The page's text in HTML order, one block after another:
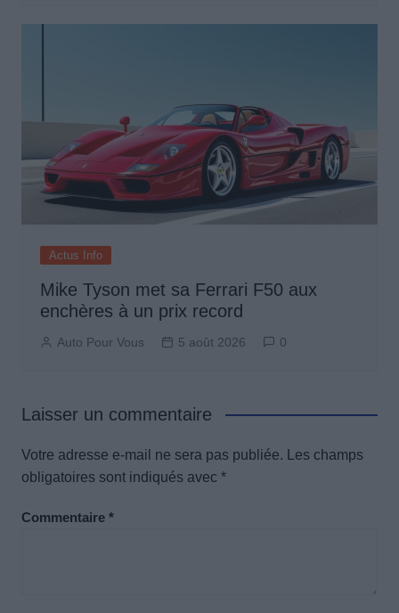
Actus Info
Mike Tyson met sa Ferrari F50 aux
enchères à un prix record
Auto Pour Vous 5 août 2026 0
Laisser un commentaire
Votre adresse e-mail ne sera pas publiée.
Les champs
obligatoires sont indiqués avec *
Commentaire *